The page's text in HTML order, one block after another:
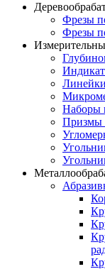
Фрезы
Фрезы
Линейки
Наборы
Призмы